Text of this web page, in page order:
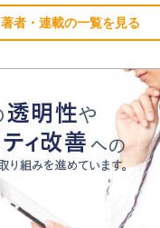
著者・連載の一覧を見る